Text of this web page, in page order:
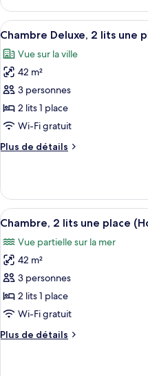
Premier
»,
1
très
grand
lit,
vue
port
le
type
de
Suite
«
»,
très
grand
lit,
Afficher
toutes
les
photos
pour
ce
type
chambre :
2
lits
place
5
Chambre Deluxe, 2 lits une
Vue sur la ville
42 m²
3 personnes
2 lits 1 place
Wi-Fi gratuit
Plus de détails
Plus
le
type
de
Chambre
Deluxe,
lits
une
place
Afficher
toutes
les
photos
pour
ce
type
chambre :
6
Chambre, 2 lits une place
Vue partielle sur la mer
42 m²
3 personnes
2 lits 1 place
Wi-Fi gratuit
Plus de détails
Plus